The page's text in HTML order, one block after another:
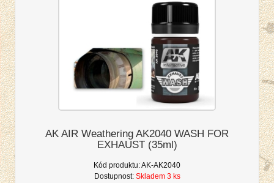
AK AIR Weathering AK2040 WASH FOR
EXHAUST (35ml)
Kód produktu:AK-AK2040
Dostupnost: Skladem 3 ks